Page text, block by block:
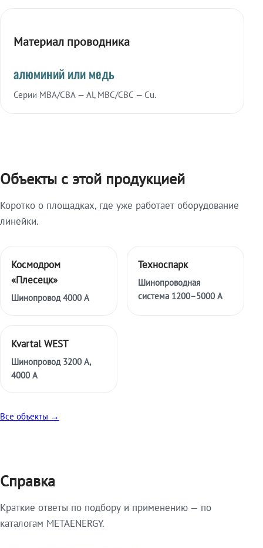
Материал проводника
алюминий или медь
Серии МВА/СВА — Al, МВС/СВС — Cu.
Объекты с этой продукцией
Коротко о площадках, где уже работает оборудование
линейки.
Космодром
«Плесецк»
Шинопровод 4000 А
Техноспарк
Шинопроводная
система 1200–5000 А
Kvartal WEST
Шинопровод 3200 А,
4000 А
Все объекты →
Справка
Краткие ответы по подбору и применению — по
каталогам METAENERGY.